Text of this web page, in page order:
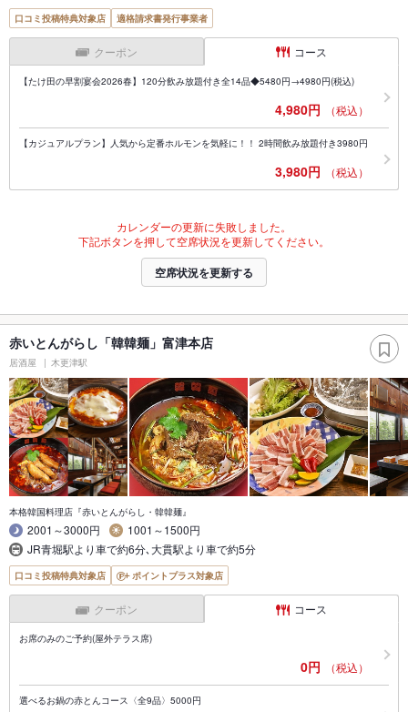
口コミ投稿特典対象店 適格請求書発行事業者
クーポン コース
【たけ田の早割宴会2026春】120分飲み放題付き全14品◆5480円→4980円(税込)
4,980円 （税込）
【カジュアルプラン】人気から定番ホルモンを気軽に！！ 2時間飲み放題付き3980円
3,980円 （税込）
カレンダーの更新に失敗しました。
下記ボタンを押して空席状況を更新してください。
空席状況を更新する
赤いとんがらし「韓韓麺」富津本店
居酒屋 木更津駅
本格韓国料理店『赤いとんがらし・韓韓麺』
2001～3000円
1001～1500円
JR青堀駅より車で約6分､大貫駅より車で約5分
口コミ投稿特典対象店 ポイントプラス対象店
クーポン コース
お席のみのご予約(屋外テラス席)
0円 （税込）
選べるお鍋の赤とんコース〈全9品〉5000円